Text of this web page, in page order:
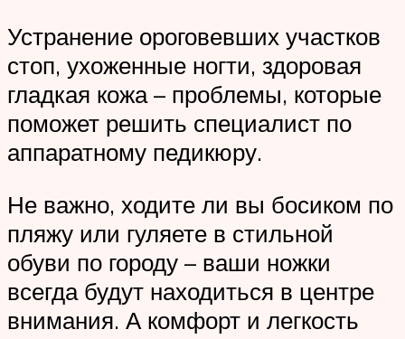
Устранение ороговевших участков
стоп, ухоженные ногти, здоровая
гладкая кожа – проблемы, которые
поможет решить специалист по
аппаратному педикюру.
Не важно, ходите ли вы босиком по
пляжу или гуляете в стильной
обуви по городу – ваши ножки
всегда будут находиться в центре
внимания. А комфорт и легкость